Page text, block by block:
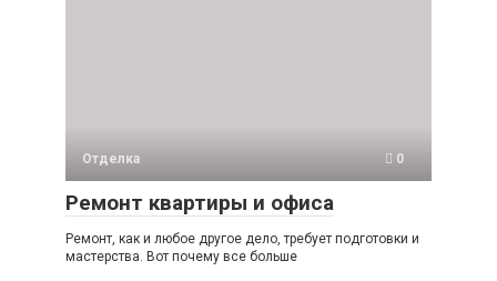
Отделка 0
Ремонт квартиры и офиса
Ремонт, как и любое другое дело, требует подготовки и
мастерства. Вот почему все больше